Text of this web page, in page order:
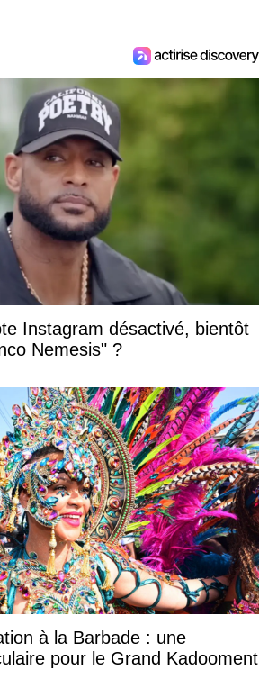
Instagram désactivé, bientôt
Nemesis" ?
à la Barbade : une
pour le Grand Kadooment